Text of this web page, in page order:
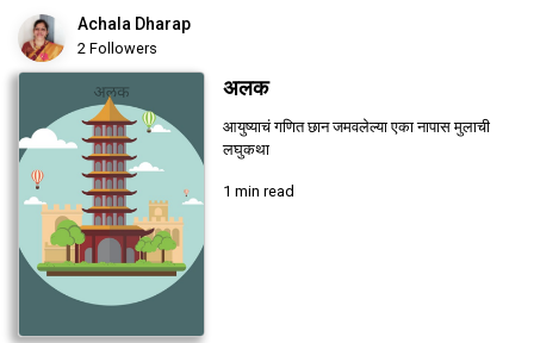
Achala Dharap
2 Followers
अलक
आयुष्याचं गणित छान जमवलेल्या एका नापास मुलाची
लघुकथा
1 min read